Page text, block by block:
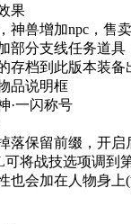
果
神兽增加npc，售
部分支线任务道具
存档到此版本装备
品说明框
·一闪称号
落保留前缀，开
可将战技选项调到
也会加在人物身